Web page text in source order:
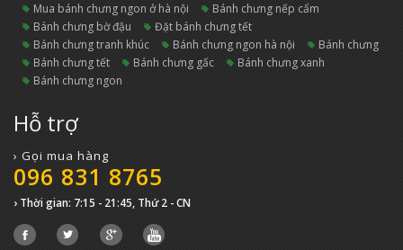
mua bánh chưng ngon ở hà nội
bánh chưng nếp cẩm
bánh chưng bờ đậu
đặt bánh chưng tết
bánh chưng tranh khúc
bánh chưng ngon hà nội
bánh chưng
bánh chưng tết
bánh chưng gấc
bánh chưng xanh
bánh chưng ngon
Hỗ trợ
› Gọi mua hàng
096 831 8765
› Thời gian: 7:15 - 21:45, Thứ 2 - CN